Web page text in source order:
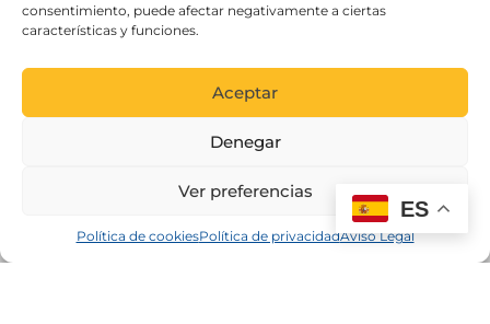
consentimiento, puede afectar negativamente a ciertas
características y funciones.
Aceptar
Denegar
Ver preferencias
Política de cookiesPolítica de privacidadAviso Legal
ES